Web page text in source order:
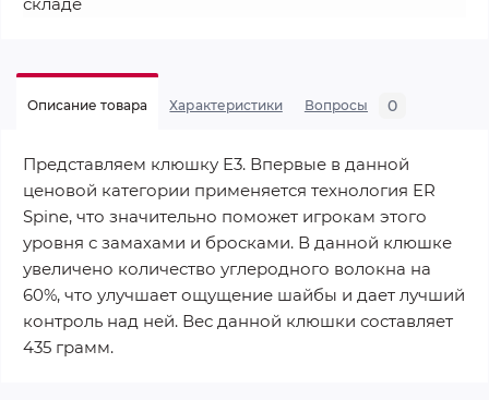
Описание товара Характеристики Вопросы 0
Представляем клюшку E3. Впервые в данной
ценовой категории применяется технология ER
Spine, что значительно поможет игрокам этого
уровня с замахами и бросками. В данной клюшке
увеличено количество углеродного волокна на
60%, что улучшает ощущение шайбы и дает лучший
контроль над ней. Вес данной клюшки составляет
435 грамм.